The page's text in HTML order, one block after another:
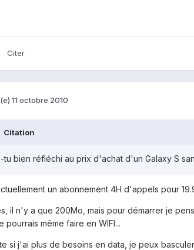
Citer
11 octobre 2010
Citation
tu bien réfléchi au prix d'achat d'un Galaxy S
un abonnement 4H d'appels pour
il n'y a que 200Mo, mais pour démarrer je
pourrais même faire en WIFI...
si j'ai plus de besoins en data, je peux